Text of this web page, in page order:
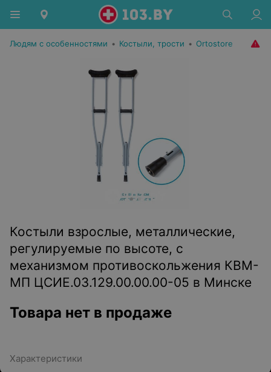
Людям с особенностями • Костыли, трости • Ortostore
Костыли взрослые, металлические,
регулируемые по высоте, с
механизмом противоскольжения КВМ-
МП ЦСИЕ.03.129.00.00.00-05 в Минске
Товара нет в продаже
Характеристики